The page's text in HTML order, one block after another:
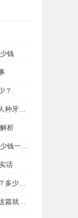
钱
？
全解析
析
一颗？
话
一次？
楚了